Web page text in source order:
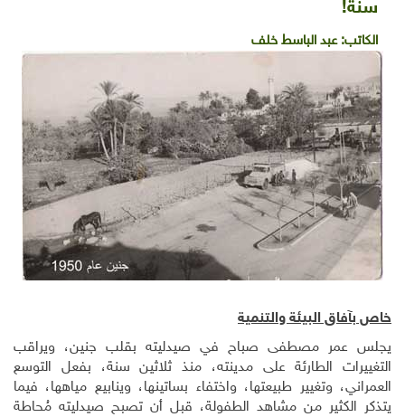
سنة!
الكاتب:عبد الباسط خلف
خاص بآفاق البيئة والتنمية
يجلس عمر مصطفى صباح في صيدليته بقلب جنين، ويراقب
التغييرات الطارئة على مدينته، منذ ثلاثين سنة، بفعل التوسع
العمراني، وتغيير طبيعتها، واختفاء بساتينها، وينابيع مياهها، فيما
يتذكر الكثير من مشاهد الطفولة، قبل أن تصبح صيدليته مُحاطة